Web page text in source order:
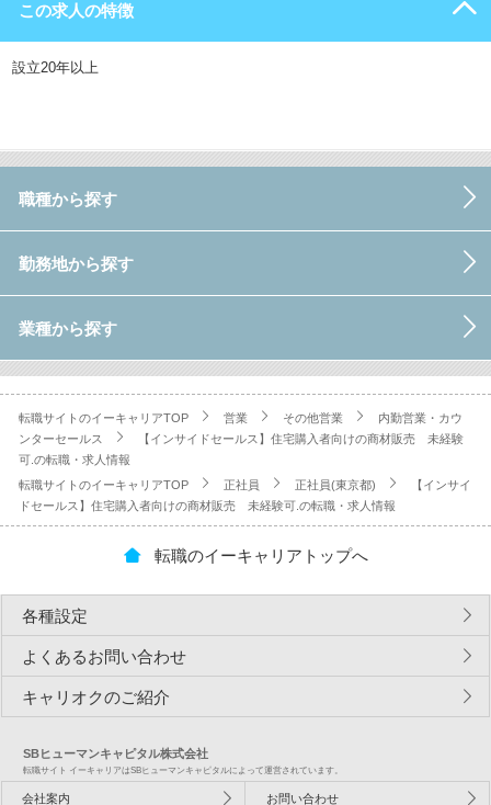
この求人の特徴
設立20年以上
職種から探す
勤務地から探す
業種から探す
転職サイトのイーキャリアTOP 営業 その他営業
内勤営業・カウ
ンターセールス
【インサイドセールス】住宅購入者向けの商材販売 未経験
可.の転職・求人情報
転職サイトのイーキャリアTOP
正社員 正社員(東京都)
【インサイ
ドセールス】住宅購入者向けの商材販売 未経験可.の転職・求人情報
転職のイーキャリアトップへ
各種設定
よくあるお問い合わせ
キャリオクのご紹介
SBヒューマンキャピタル株式会社
転職サイト イーキャリアはSBヒューマンキャピタルによって運営されています。
会社案内 お問い合わせ